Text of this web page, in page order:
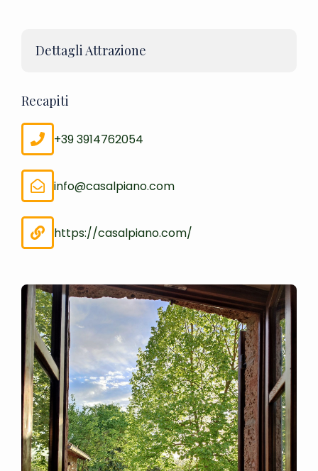
Dettagli Attrazione
Recapiti
+39 3914762054
info@casalpiano.com
https://casalpiano.com/